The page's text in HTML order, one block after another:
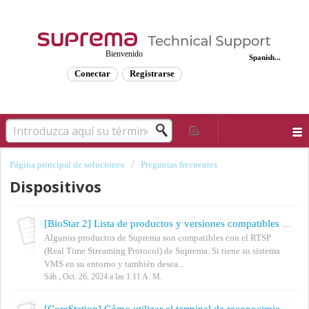
Spanish...
Bienvenido
Conectar Registrarse
Página principal de soluciones Preguntas frecuentes
Dispositivos
Algunos productos de Suprema son compatibles con el RTSP
(Real Time Streaming Protocol) de Suprema. Si tiene su sistema
VMS en su entorno y también desea...
Sáb., Oct. 26, 2024 a las 1:11 A. M.